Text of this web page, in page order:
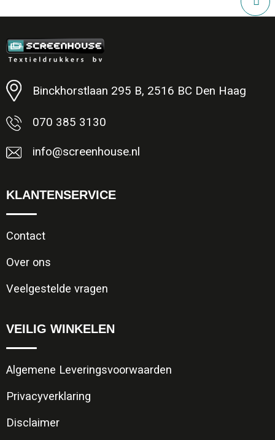
Binckhorstlaan 295 B, 2516 BC Den Haag
070 385 3130
info@screenhouse.nl
KLANTENSERVICE
Contact
Over ons
Veelgestelde vragen
VEILIG WINKELEN
Algemene Leveringsvoorwaarden
Privacyverklaring
Disclaimer